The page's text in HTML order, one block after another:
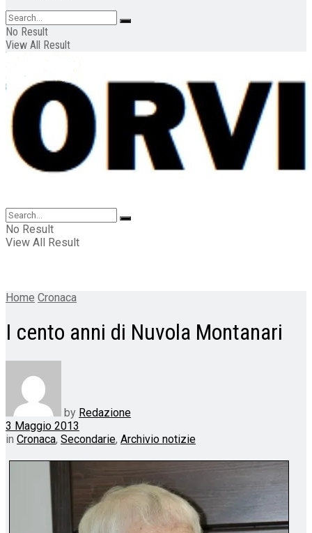
No Result
View All Result
No Result
View All Result
Home Cronaca
I cento anni di Nuvola Montanari
by Redazione
3 Maggio 2013
in Cronaca, Secondarie, Archivio notizie